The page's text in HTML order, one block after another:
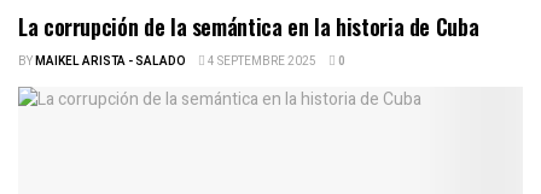
La corrupción de la semántica en la historia de Cuba
BYMAIKEL ARISTA - SALADO 4 SEPTEMBRE 2025 0